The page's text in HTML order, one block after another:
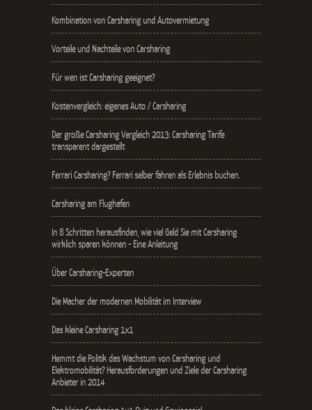
Kombination von Carsharing und Autovermietung
Vorteile und Nachteile von Carsharing
Für wen ist Carsharing geeignet?
Kostenvergleich: eigenes Auto / Carsharing
Der große Carsharing Vergleich 2013: Carsharing Tarife
transparent dargestellt
Ferrari Carsharing? Ferrari selber fahren als Erlebnis buchen.
Carsharing am Flughafen
In 8 Schritten herausfinden, wie viel Geld Sie mit Carsharing
wirklich sparen können - Eine Anleitung
Über Carsharing-Experten
Die Macher der modernen Mobilität im Interview
Das kleine Carsharing 1x1
Hemmt die Politik das Wachstum von Carsharing und
Elektromobilität? Herausforderungen und Ziele der Carsharing
Anbieter in 2014